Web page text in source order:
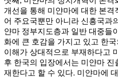
개선을 통해 미얀마에 대한 본격
어 주요국뿐만 아니라 신흥국과
얀마 정부지도층과 일반 대중들
화에 큰 호감을 가지고 있고 한
이해가 상대적으로 부재하다고
후 한국의 입장에서는 미얀마
재한다고 할 수 있다. 미얀마에